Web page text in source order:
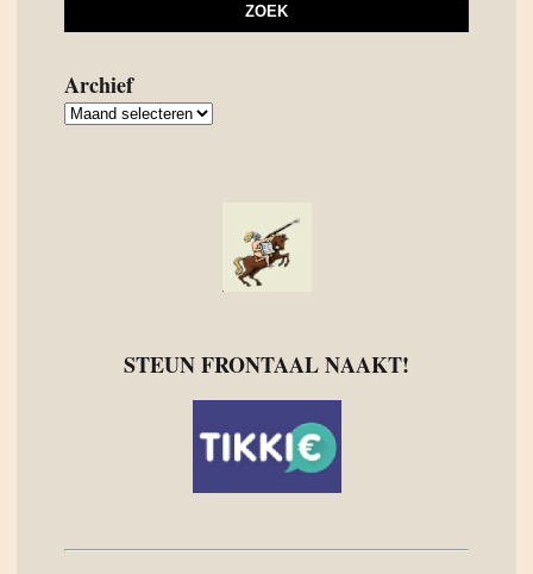
Archief
Archief
STEUN FRONTAAL NAAKT!